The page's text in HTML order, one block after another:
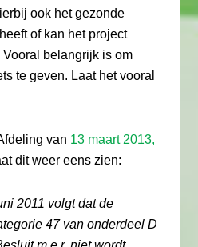
ook het gezonde
of kan het project
belangrijk is om
te geven. Laat het vooral
van 13 maart 2013,
dit weer eens zien:
2011 volgt dat de
47 van onderdeel D